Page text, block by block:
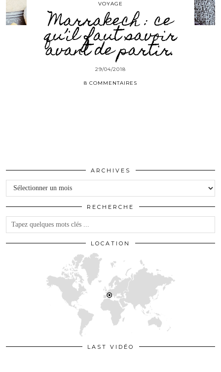
VOYAGE
Marrakech : ce
qu’il faut savoir
avant de partir.
29/04/2018
8 COMMENTAIRES
ARCHIVES
Archives
RECHERCHE
LOCATION
LAST VIDÉO